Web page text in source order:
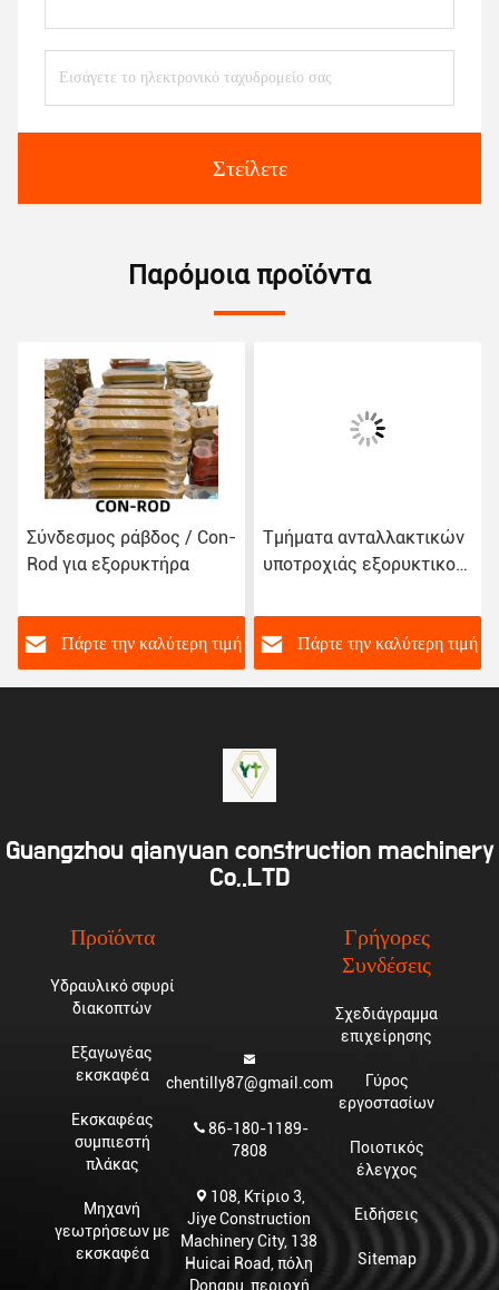
Στείλετε
Παρόμοια προϊόντα
Σύνδεσμος ράβδος / Con-
Rod για εξορυκτήρα
Πάρτε την καλύτερη τιμή
Τμήματα ανταλλακτικών
υποτροχιάς εξορυκτικού
Πάρτε την καλύτερη τιμή
Guangzhou qianyuan construction machinery
Co,.LTD
Προϊόντα
Υδραυλικό σφυρί
διακοπτών
Εξαγωγέας
εκσκαφέα
Εκσκαφέας
συμπιεστή
πλάκας
Μηχανή
γεωτρήσεων με
εκσκαφέα
chentilly87@gmail.com
86-180-1189-
7808
108, Κτίριο 3,
Jiye Construction
Machinery City, 138
Huicai Road, πόλη
Dongpu, περιοχή
Γρήγορες
Συνδέσεις
Σχεδιάγραμμα
επιχείρησης
Γύρος
εργοστασίων
Ποιοτικός
έλεγχος
Ειδήσεις
Sitemap